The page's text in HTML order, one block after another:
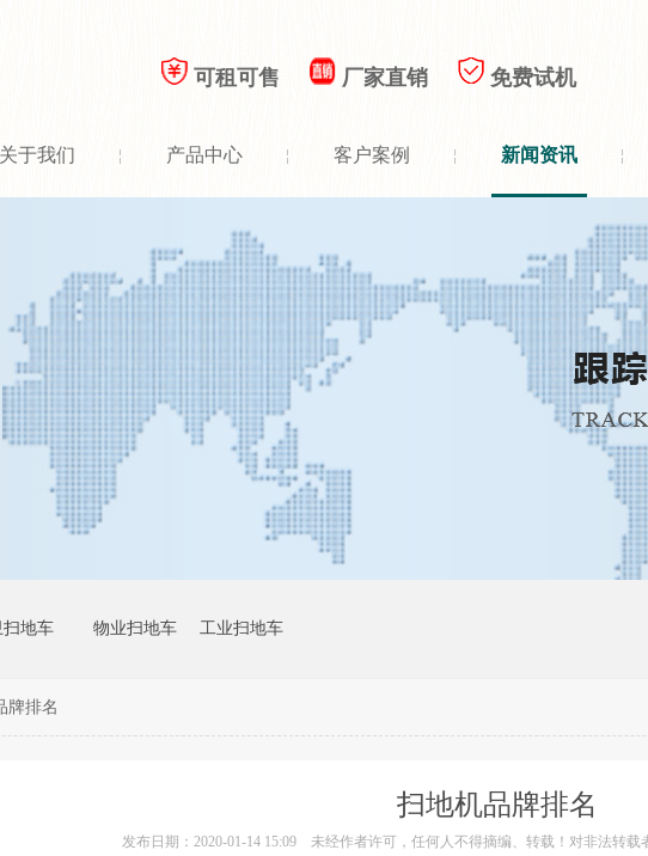
可租可售 厂家直销 免费试机
关于我们 产品中心 客户案例 新闻资讯
扫地车 物业扫地车 工业扫地车
牌排名
扫地机品牌排名
发布日期：2020-01-14 15:09 未经作者许可，任何人不得摘编、转载！对非法转载